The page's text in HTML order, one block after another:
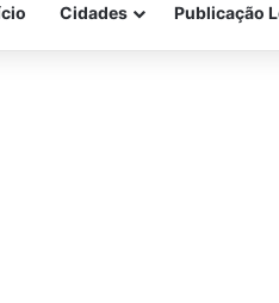
Cidades Publicação